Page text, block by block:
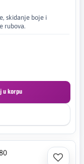
skidanje boje i
rubova.
u korpu